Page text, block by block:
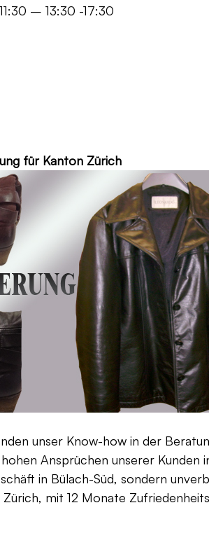
-17:30
Zürich
unser Know-how in der
Ansprüchen unserer Kunden
in Bülach-Süd, sondern
mit 12 Monate